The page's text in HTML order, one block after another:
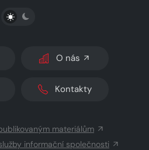
PŘEPNOUT SVĚTLÝ/TMAVÝ REŽIM
O nás
Kontakty
materiálům
informační společnosti